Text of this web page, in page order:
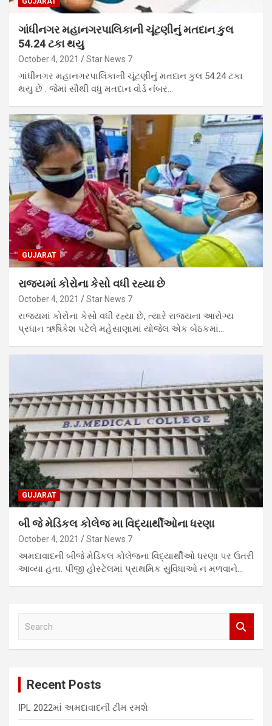
ગાંધીનગર મહાનગરપાલિકાની ચૂંટણીનું મતદાન કુલ
54.24 ટકા થયુ
October 4, 2021 Star News 7
ગાંધીનગર મહાનગરપાલિકાની ચૂંટણીનું મતદાન કુલ 54.24 ટકા
થયુ છે . જેમાં સૌથી વધુ મતદાન વોર્ડ નંબર…
GUJARAT
રાજ્યમાં કોરોના કેસો વધી રહ્યા છે
October 4, 2021 Star News 7
રાજ્યમાં કોરોના કેસો વધી રહ્યા છે, ત્યારે રાજ્યના આરોગ્ય
પ્રધાન ઋષિકેશ પટેલે મહેસાણામાં યોજેલ એક બેઠકમાં…
GUJARAT
બી જે મેડિકલ કોલેજ મા વિદ્યાર્થીઓના ધરણા
October 4, 2021 Star News 7
અમદાવાદની બીજે મેડિકલ કોલેજના વિદ્યાર્થીઓ ધરણા પર ઉતરી
આવ્યા હતા. પીજી હોસ્ટેલમાં પ્રાથમિક સુવિધાઓ ન મળવાને…
Recent Posts
IPL 2022માં અમદાવાદની ટીમ રમશે